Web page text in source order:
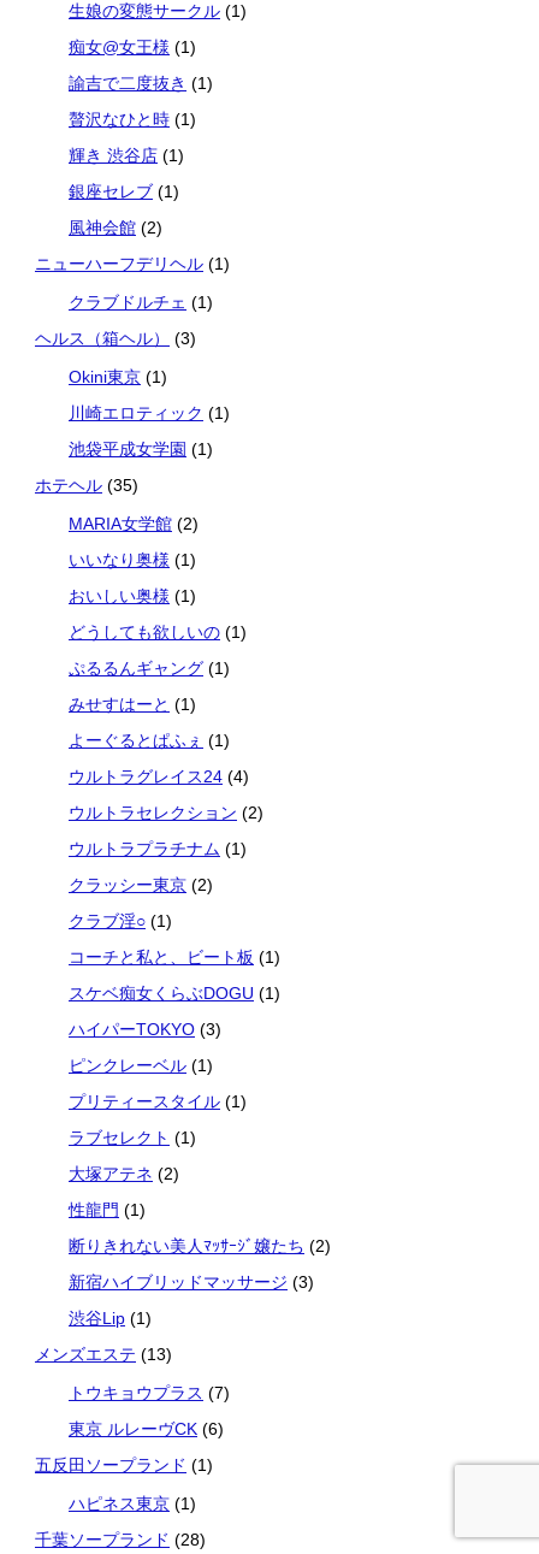
生娘の変態サークル (1)
痴女@女王様 (1)
諭吉で二度抜き (1)
贅沢なひと時 (1)
輝き 渋谷店 (1)
銀座セレブ (1)
風神会館 (2)
ニューハーフデリヘル (1)
クラブドルチェ (1)
ヘルス（箱ヘル）
(3)
Okini東京 (1)
川崎エロティック (1)
池袋平成女学園 (1)
ホテヘル (35)
MARIA女学館 (2)
いいなり奥様 (1)
おいしい奥様 (1)
どうしても欲しいの (1)
ぷるるんギャング (1)
みせすはーと (1)
よーぐるとぱふぇ (1)
ウルトラグレイス24 (4)
ウルトラセレクション (2)
ウルトラプラチナム (1)
クラッシー東京 (2)
クラブ淫○ (1)
コーチと私と、ビート板 (1)
スケベ痴女くらぶDOGU (1)
ハイパーTOKYO (3)
ピンクレーベル (1)
プリティースタイル (1)
ラブセレクト (1)
大塚アテネ (2)
性龍門 (1)
断りきれない美人ﾏｯｻｰｼﾞ嬢たち (2)
新宿ハイブリッドマッサージ (3)
渋谷Lip (1)
メンズエステ (13)
トウキョウプラス (7)
東京 ルレーヴCK (6)
五反田ソープランド (1)
ハピネス東京 (1)
千葉ソープランド (28)